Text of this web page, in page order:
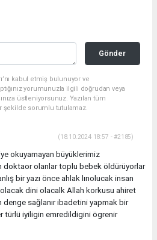
Gönder
kabul etmiş bulunuyor ve
yorumunuzla ilgili doğrudan veya
üstleniyorsunuz. Yazılan tüm
şekilde sorumlu tutulamaz.
(18.10.2024 18:57 - #2185)
okuyamayan büyüklerimiz
doktaor olanlar toplu bebek öldürüyorlar
bir yazı önce ahlak lınolucak insan
dini olacalk Allah korkusu ahiret
sağlanır ibadetini yapmak bir
türlü iyiligin emredildigini ögrenir